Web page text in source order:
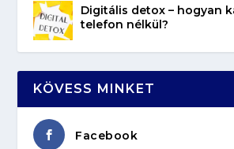
Digitális detox – hogyan
telefon nélkül?
KÖVESS MINKET
Facebook